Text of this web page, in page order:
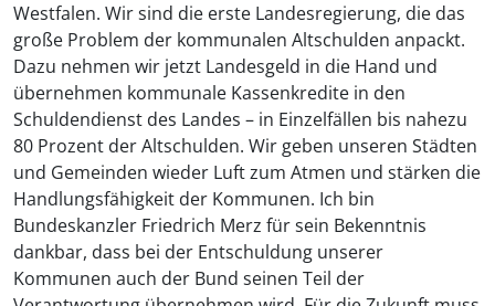
Westfalen. Wir sind die erste Landesregierung, die das
große Problem der kommunalen Altschulden anpackt.
Dazu nehmen wir jetzt Landesgeld in die Hand und
übernehmen kommunale Kassenkredite in den
Schuldendienst des Landes – in Einzelfällen bis nahezu
80 Prozent der Altschulden. Wir geben unseren Städten
und Gemeinden wieder Luft zum Atmen und stärken die
Handlungsfähigkeit der Kommunen. Ich bin
Bundeskanzler Friedrich Merz für sein Bekenntnis
dankbar, dass bei der Entschuldung unserer
Kommunen auch der Bund seinen Teil der